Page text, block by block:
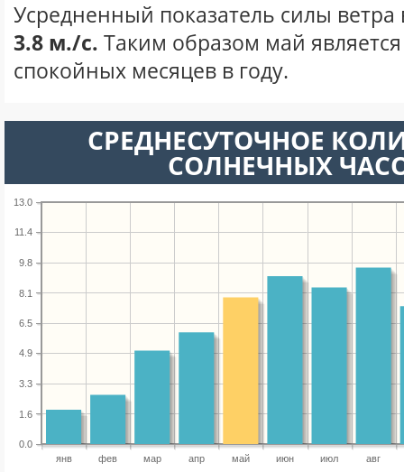
Усредненный показатель силы ветра
3.8 м./с. Таким образом май
спокойных месяцев в году.
СРЕДНЕСУТОЧНОЕ
СОЛНЕЧНЫХ
янв фев мар апр май июн июл авг
0.0
1.6
3.3
4.9
6.5
8.1
9.8
11.4
13.0